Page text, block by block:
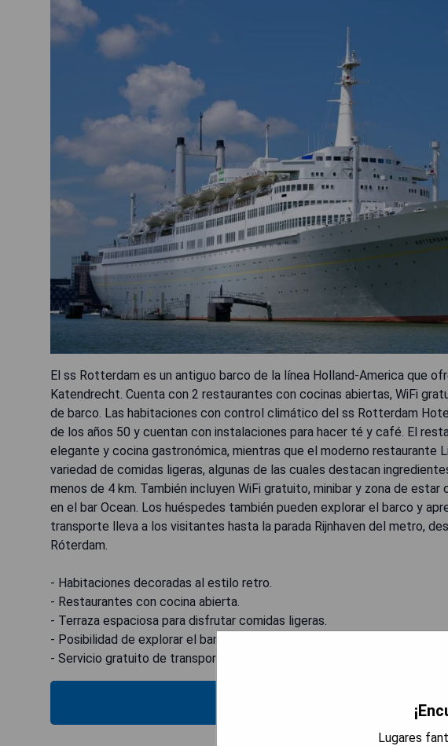
El ss Rotterdam es un antiguo barco de la línea Holland-America que
Katendrecht. Cuenta con 2 restaurantes con cocinas abiertas, WiFi
de barco. Las habitaciones con control climático del ss Rotterdam
de los años 50 y cuentan con instalaciones para hacer té y café. El
elegante y cocina gastronómica, mientras que el moderno restaurante
variedad de comidas ligeras, algunas de las cuales destacan
menos de 4 km. También incluyen WiFi gratuito, minibar y zona de
en el bar Ocean. Los huéspedes también pueden explorar el barco y
transporte lleva a los visitantes hasta la parada Rijnhaven del metro,
Róterdam.
- Habitaciones decoradas al estilo retro.
- Restaurantes con cocina abierta.
- Terraza espaciosa para disfrutar comidas ligeras.
- Posibilidad de explorar el barco histórico.
- Servicio gratuito de transporte hasta el centro urbano cercano
MOSTRAR
Lugares